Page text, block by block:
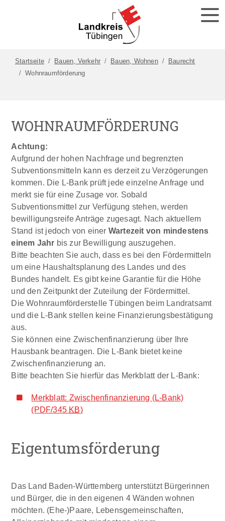
Startseite Bauen, Verkehr Bauen, Wohnen
Baurecht
Wohnraumförderung
WOHNRAUMFÖRDERUNG
Achtung:
Aufgrund der hohen Nachfrage und begrenzten
Subventionsmitteln kann es derzeit zu Verzögerungen
kommen. Die L-Bank prüft jede einzelne Anfrage und
merkt sie für eine Zusage vor. Sobald
Subventionsmittel zur Verfügung stehen, werden
bewilligungsreife Anträge zugesagt. Nach aktuellem
Stand ist jedoch von einer Wartezeit von mindestens
einem Jahr bis zur Bewilligung auszugehen.
Bitte beachten Sie auch, dass es bei den Fördermitteln
um eine Haushaltsplanung des Landes und des
Bundes handelt. Es gibt keine Garantie für die Höhe
und den Zeitpunkt der Zuteilung der Fördermittel.
Die Wohnraumförderstelle Tübingen beim Landratsamt
und die L-Bank stellen keine Finanzierungsbestätigung
aus.
Sie können eine Zwischenfinanzierung über Ihre
Hausbank beantragen. Die L-Bank bietet keine
Zwischenfinanzierung an.
Bitte beachten Sie hierfür das Merkblatt der L-Bank:
Merkblatt: Zwischenfinanzierung (L-Bank)
(PDF/345 KB)
Eigentumsförderung
Das Land Baden-Württemberg unterstützt Bürgerinnen
und Bürger, die in den eigenen 4 Wänden wohnen
möchten. (Ehe-)Paare, Lebensgemeinschaften,